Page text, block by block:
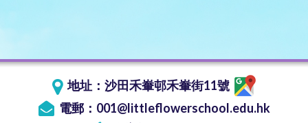
地址： 沙田禾輋邨禾輋街11號
電郵： 001@littleflowerschool.edu.hk